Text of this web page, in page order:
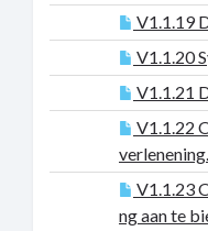
V1.1.19
V1.1.20
V1.1.21
V1.1.22
verlenening.
V1.1.23
ng aan te